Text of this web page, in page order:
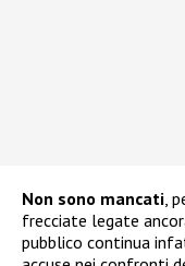
Non sono mancati,
frecciate legate
pubblico continua